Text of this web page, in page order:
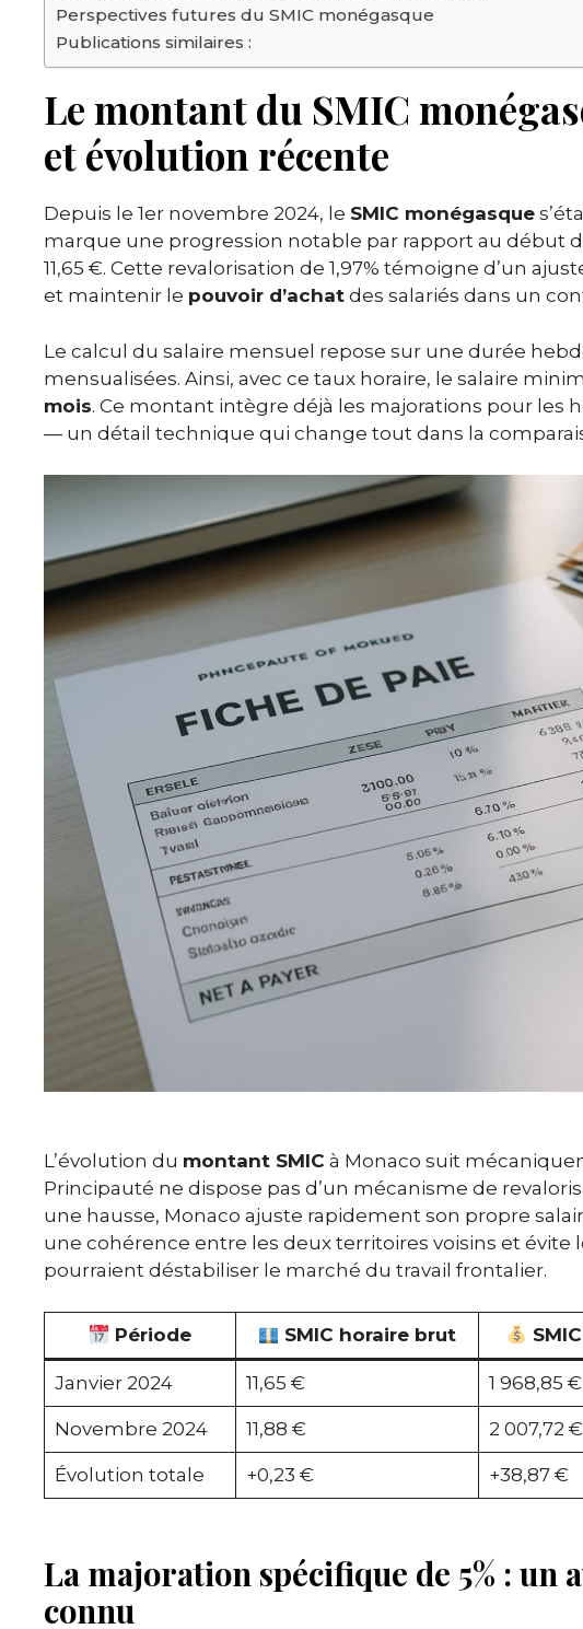
Perspectives futures du SMIC monégasque
Publications similaires :
Le montant du SMIC
et évolution récente
Depuis le 1er novembre 2024, le SMIC monégasque
marque une progression notable par rapport au début
11,65 €. Cette revalorisation de 1,97% témoigne d’un
et maintenir le pouvoir d’achat des salariés dans un
Le calcul du salaire mensuel repose sur une durée
mensualisées. Ainsi, avec ce taux horaire, le salaire
mois. Ce montant intègre déjà les majorations pour les
— un détail technique qui change tout dans la
L’évolution du montant SMIC à Monaco suit
Principauté ne dispose pas d’un mécanisme de
une hausse, Monaco ajuste rapidement son propre
une cohérence entre les deux territoires voisins et évite
pourraient déstabiliser le marché du travail frontalier.
Période SMIC horaire brut
Janvier 2024 11,65 € 1 968,85 €
Novembre 2024 11,88 € 2 007,72 €
Évolution totale +0,23 € +38,87 €
La majoration spécifique de 5% : un
connu